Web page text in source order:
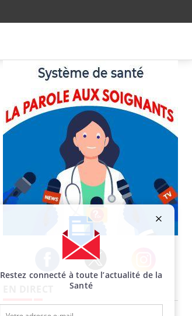
Facebook Twitter Instagram
Restez connecté à toute l’actualité de la
Santé